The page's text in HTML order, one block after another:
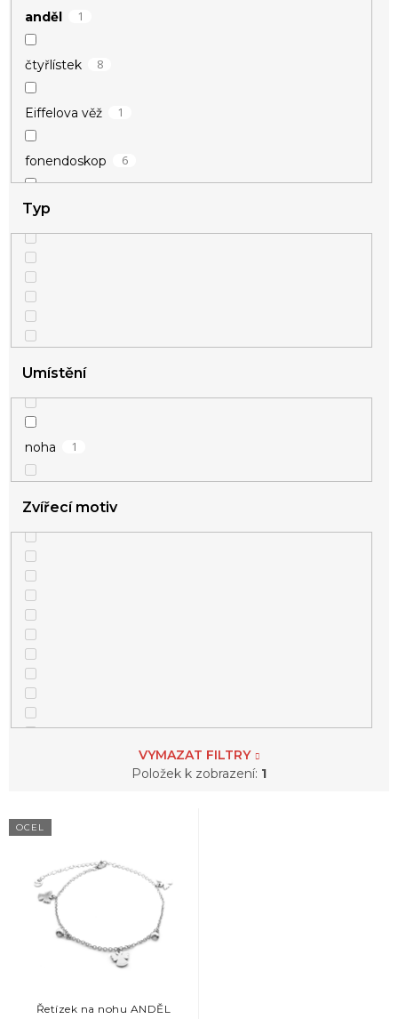
anděl 1
čtyřlístek 8
Eiffelova věž 1
fonendoskop 6
houslový klíč
hvězdičky
kormidlo
kostka 1
kotva 5
kroužek
kruhy
křídla
křivka EKG
kříž
kytara
kytička
kytičky
Typ
Umístění
noha 1
Zvířecí motiv
VYMAZAT FILTRY
Položek k zobrazení: 1
V
ýOCEL
Řetízek na nohu ANDĚL